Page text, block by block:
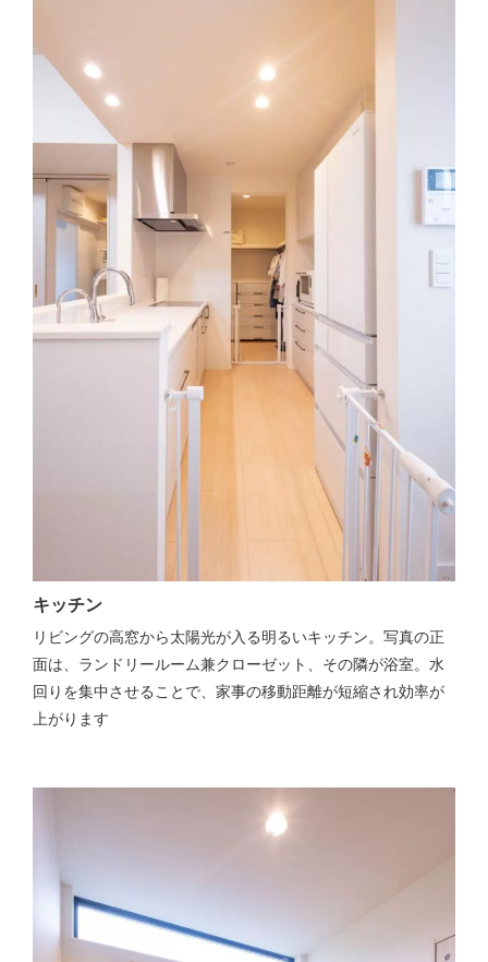
キッチン
リビングの高窓から太陽光が入る明るいキッチン。写真の正
面は、ランドリールーム兼クローゼット、その隣が浴室。水
回りを集中させることで、家事の移動距離が短縮され効率が
上がります